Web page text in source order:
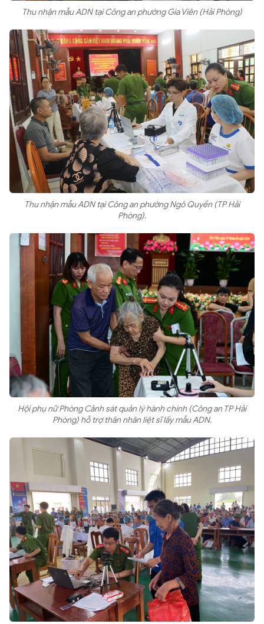
Thu nhận mẫu ADN tại Công an phường Gia Viên (Hải Phòng)
Thu nhận mẫu ADN tại Công an phường Ngô Quyền (TP Hải
Phòng).
Hội phụ nữ Phòng Cảnh sát quản lý hành chính (Công an TP Hải
Phòng) hỗ trợ thân nhân liệt sĩ lấy mẫu ADN.